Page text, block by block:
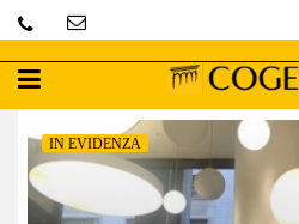
IN EVIDENZA